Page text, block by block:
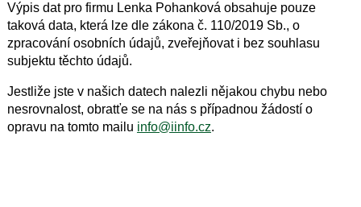
Výpis dat pro firmu Lenka Pohanková obsahuje pouze
taková data, která lze dle zákona č. 110/2019 Sb., o
zpracování osobních údajů, zveřejňovat i bez souhlasu
subjektu těchto údajů.
Jestliže jste v našich datech nalezli nějakou chybu nebo
nesrovnalost, obratťe se na nás s případnou žádostí o
opravu na tomto mailu info@iinfo.cz.